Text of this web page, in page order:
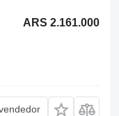
ARS 2.161.000